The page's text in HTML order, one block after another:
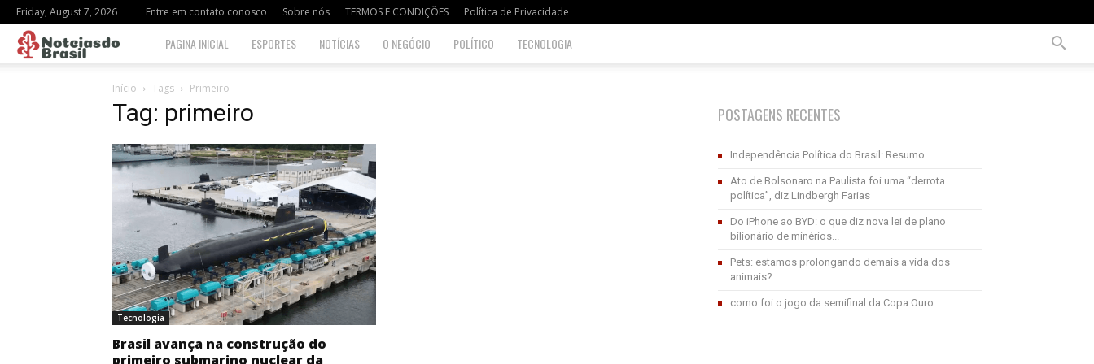
Friday, August 7, 2026 Entre em contato conosco Sobre nós TERMOS E CONDIÇÕES Política de Privacidade
Notciasdo
Brasil
PAGINA INICIAL ESPORTES NOTÍCIAS O NEGÓCIO POLÍTICO TECNOLOGIA
Início Tags Primeiro
Tag: primeiro
Tecnologia
Brasil avança na construção do
primeiro submarino nuclear da
POSTAGENS RECENTES
Independência Política do Brasil: Resumo
Ato de Bolsonaro na Paulista foi uma “derrota
política”, diz Lindbergh Farias
Do iPhone ao BYD: o que diz nova lei de plano
bilionário de minérios...
Pets: estamos prolongando demais a vida dos
animais?
como foi o jogo da semifinal da Copa Ouro